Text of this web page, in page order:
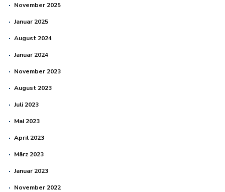
November 2025
Januar 2025
August 2024
Januar 2024
November 2023
August 2023
Juli 2023
Mai 2023
April 2023
März 2023
Januar 2023
November 2022